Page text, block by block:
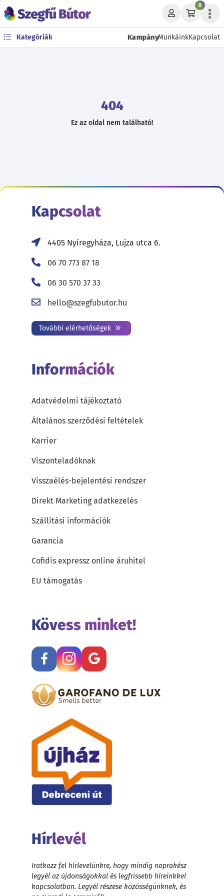
0
Kategóriák KampányMunkáinkKapcsolat
404
Ez az oldal nem található!
Kapcsolat
4405 Nyíregyháza, Lujza utca 6.
06 70 773 87 18
06 30 570 37 33
hello@szegfubutor.hu
További elérhetőségek
Információk
Adatvédelmi tájékoztató
Általános szerződési feltételek
Karrier
Viszonteladóknak
Visszaélés-bejelentési rendszer
Direkt Marketing adatkezelés
Szállítási információk
Garancia
Cofidis expressz online áruhitel
EU támogatás
Kövess minket!
Hírlevél
Iratkozz fel hírlevelünkre, hogy mindig naprakész
legyél az újdonságokkal és legfrissebb híreinkkel
kapcsolatban. Legyél részese közösségünknek, és